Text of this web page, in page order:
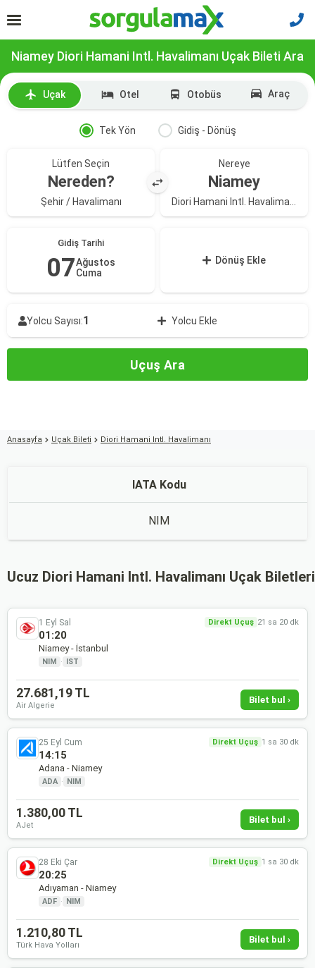
Niamey Diori Hamani Intl. Havalimanı Uçak Bileti Ara
Uçak Otel Otobüs Araç
Tek Yön Gidiş - Dönüş
Lütfen Seçin
Nereden?
Şehir / Havalimanı
Nereye
Niamey
Gidiş Tarihi
07Ağustos
Cuma
Dönüş Ekle
Yolcu Sayısı:1 Yolcu Ekle
Uçuş Ara
Anasayfa Uçak Bileti Diori Hamani Intl. Havalimanı
IATA Kodu
NIM
Ucuz Diori Hamani Intl. Havalimanı Uçak Biletleri
1 Eyl Sal Direkt Uçuş 21 sa 20 dk
01:20
Niamey - İstanbul
NIM · IST
27.681,19 TL
Air Algerie
Bilet bul ›
25 Eyl Cum Direkt Uçuş 1 sa 30 dk
14:15
Adana - Niamey
ADA · NIM
1.380,00 TL
AJet
Bilet bul ›
28 Eki Çar Direkt Uçuş 1 sa 30 dk
20:25
Adıyaman - Niamey
ADF · NIM
1.210,80 TL
Türk Hava Yolları
Bilet bul ›